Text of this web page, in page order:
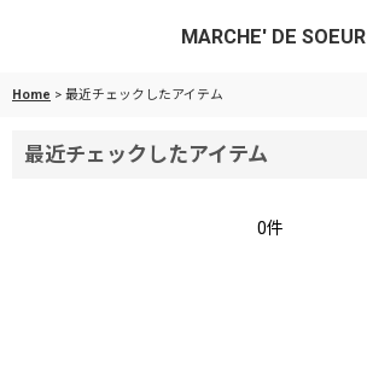
MARCHE' DE SOEUR
Home > 最近チェックしたアイテム
最近チェックしたアイテム
0件